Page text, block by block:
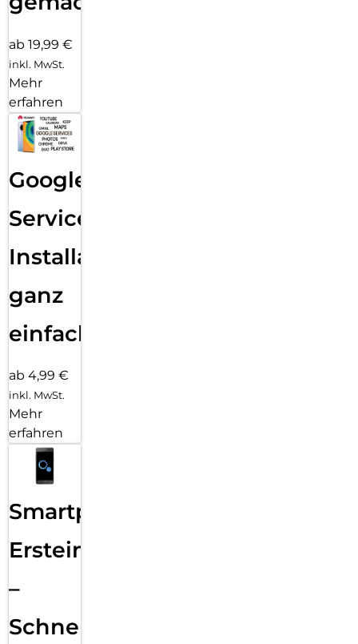
Vorstellungen gestalten.
ab 19,99 €
inkl. MwSt.
Mehr
erfahren
Google
Services
Installation
ganz
einfach
ab 4,99 €
inkl. MwSt.
Mehr
erfahren
Smartphone
Ersteinrichtung
–
Schnelle